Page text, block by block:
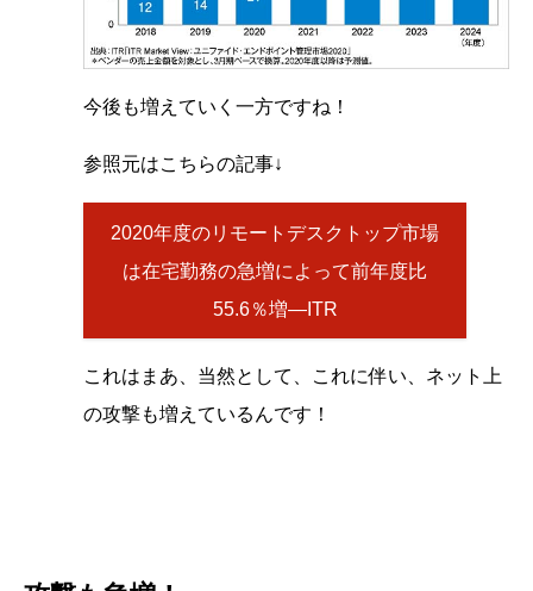
今後も増えていく一方ですね！
参照元はこちらの記事↓
2020年度のリモートデスクトップ市場
は在宅勤務の急増によって前年度比
55.6％増―ITR
これはまあ、当然として、これに伴い、ネット上
の攻撃も増えているんです！